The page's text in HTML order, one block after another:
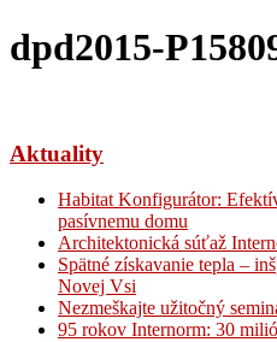
dpd2015-
Aktuality
Habitat Konfigurátor:
pasívnemu domu
Architektonická súťaž
Spätné získavanie tepla –
Novej Vsi
Nezmeškajte užitočný
95 rokov Internorm: 30